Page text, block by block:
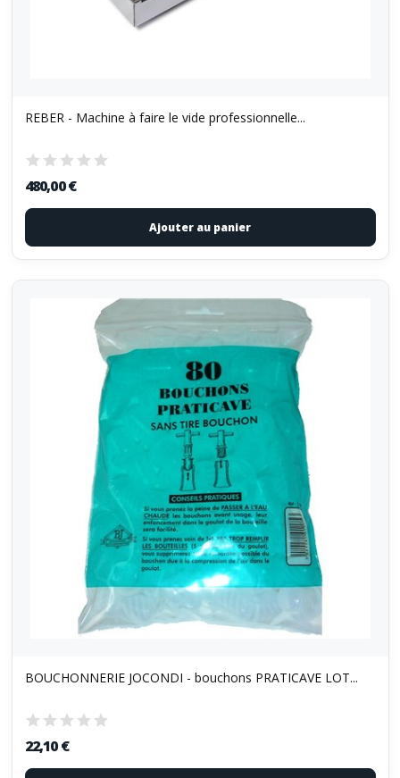
REBER - Machine à faire le vide professionnelle...
480,00 €
Ajouter au panier
BOUCHONNERIE JOCONDI - bouchons PRATICAVE LOT...
22,10 €